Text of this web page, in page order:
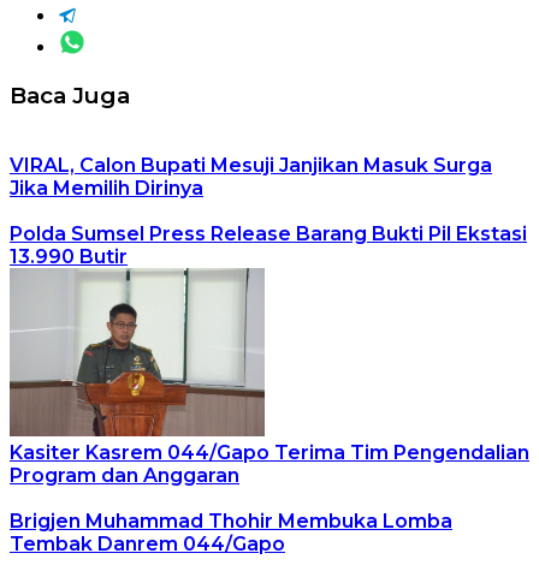
Baca Juga
VIRAL, Calon Bupati Mesuji Janjikan Masuk Surga
Jika Memilih Dirinya
Polda Sumsel Press Release Barang Bukti Pil Ekstasi
13.990 Butir
Kasiter Kasrem 044/Gapo Terima Tim Pengendalian
Program dan Anggaran
Brigjen Muhammad Thohir Membuka Lomba
Tembak Danrem 044/Gapo